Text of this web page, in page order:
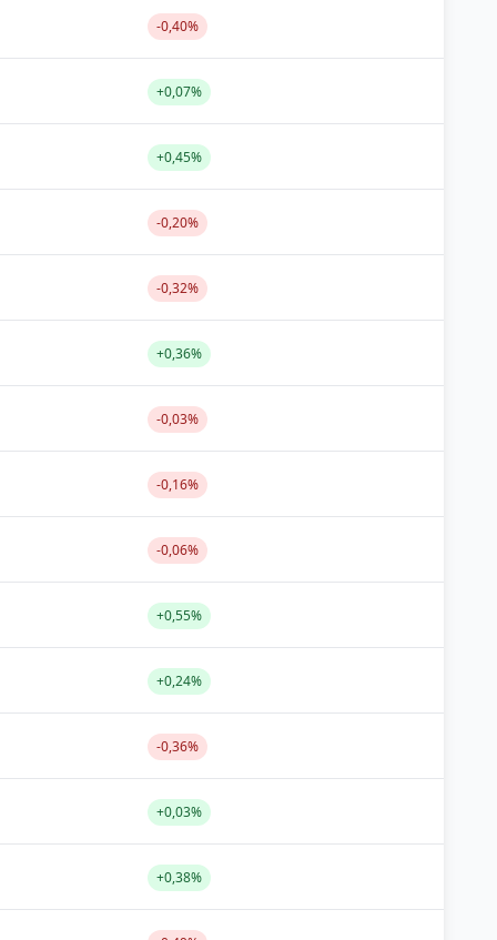
-0,40%
+0,07%
+0,45%
-0,20%
-0,32%
+0,36%
-0,03%
-0,16%
-0,06%
+0,55%
+0,24%
-0,36%
+0,03%
+0,38%